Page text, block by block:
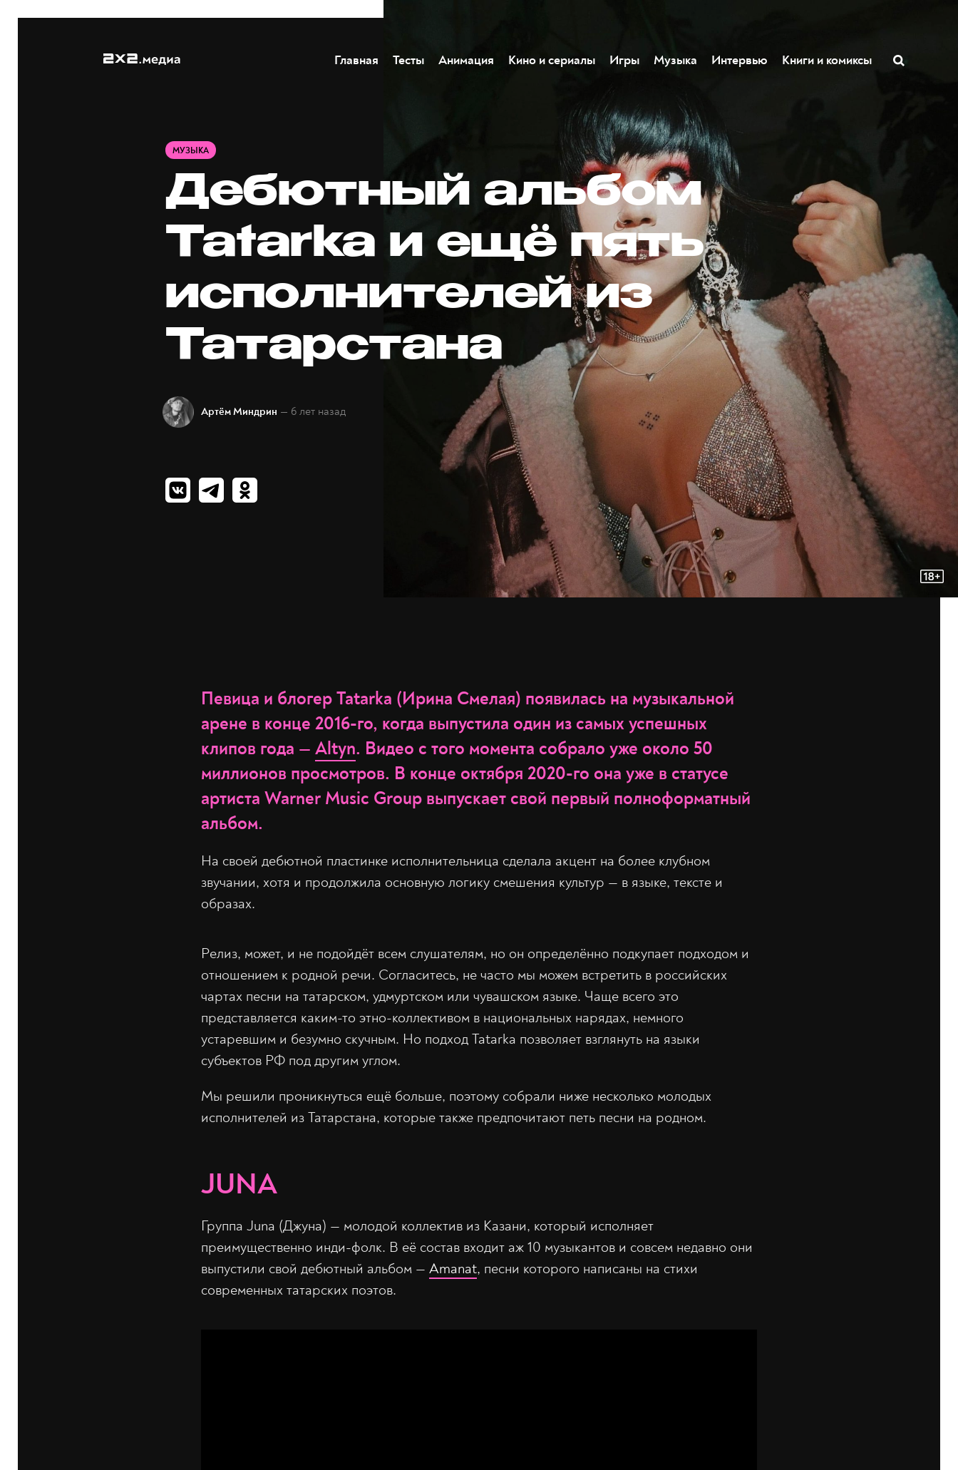
Главная Тесты Анимация Кино и сериалы Игры Музыка Интервью Книги и комиксы
МУЗЫКА
Дебютный альбом
Tatarka и ещё пять
исполнителей из
Татарстана
Артём Миндрин — 6 лет назад
Певица и блогер Tatarka (Ирина Смелая) появилась на музыкальной
арене в конце 2016-го, когда выпустила один из самых успешных
клипов года — Altyn. Видео с того момента собрало уже около 50
миллионов просмотров. В конце октября 2020-го она уже в статусе
артиста Warner Music Group выпускает свой первый полноформатный
альбом.
На своей дебютной пластинке исполнительница сделала акцент на более клубном
звучании, хотя и продолжила основную логику смешения культур — в языке, тексте и
образах.
Релиз, может, и не подойдёт всем слушателям, но он определённо подкупает подходом и
отношением к родной речи. Согласитесь, не часто мы можем встретить в российских
чартах песни на татарском, удмуртском или чувашском языке. Чаще всего это
представляется каким-то этно-коллективом в национальных нарядах, немного
устаревшим и безумно скучным. Но подход Tatarka позволяет взглянуть на языки
субъектов РФ под другим углом.
Мы решили проникнуться ещё больше, поэтому собрали ниже несколько молодых
исполнителей из Татарстана, которые также предпочитают петь песни на родном.
JUNA
Группа Juna (Джуна) — молодой коллектив из Казани, который исполняет
преимущественно инди-фолк. В её состав входит аж 10 музыкантов и совсем недавно они
выпустили свой дебютный альбом — Amanat, песни которого написаны на стихи
современных татарских поэтов.